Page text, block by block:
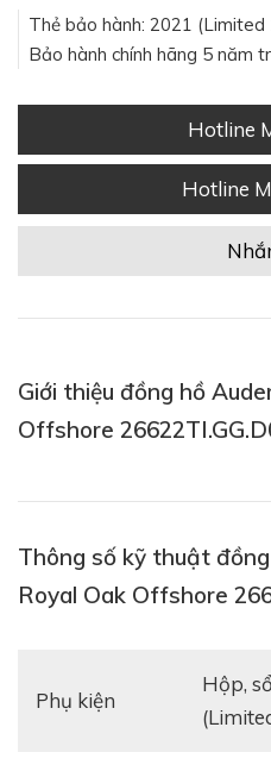
Thẻ bảo hành: 2021 (Limited
Bảo hành chính hãng 5 năm
Hotline
Hotline
Giới thiệu đồng hồ
Offshore
Thông số kỹ thuật
Royal Oak Offshore
Phụ kiện
hộp, sổ, thẻ bảo hành 2021